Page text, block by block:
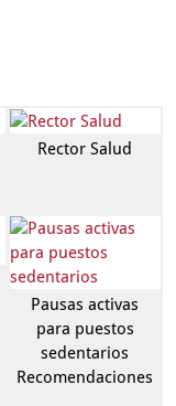
Rector Salud
Pausas activas
para puestos
sedentarios
Recomendaciones